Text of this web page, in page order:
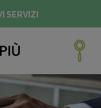
SERVIZI